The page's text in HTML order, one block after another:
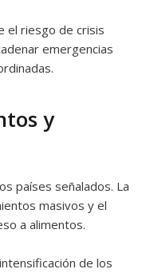
el riesgo de crisis
emergencias
y
países señalados. La
masivos y el
a alimentos.
de los